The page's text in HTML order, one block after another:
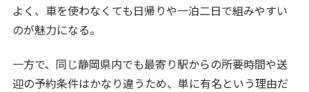
よく、車を使わなくても日帰りや一泊二日で組みやすい
のが魅力になる。
一方で、同じ静岡県内でも最寄り駅からの所要時間や送
迎の予約条件はかなり違うため、単に有名という理由だ